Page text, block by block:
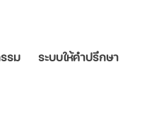
รม ระบบให้คำปรึกษา